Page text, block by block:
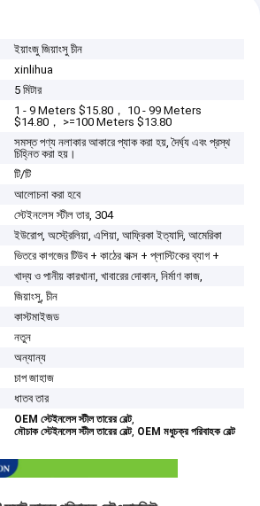
ইয়াংজু জিয়াংসু চীন
xinlihua
5 মিটার
1 - 9 Meters $15.80， 10 - 99 Meters
$14.80， >=100 Meters $13.80
সমস্ত পণ্য নলাকার আকারে প্যাক করা হয়, দৈর্ঘ্য এবং প্রস্থ
চিহ্নিত করা হয়।
টি/টি
আলোচনা করা হবে
স্টেইনলেস স্টীল তার, 304
ইউরোপ, অস্ট্রেলিয়া, এশিয়া, আফ্রিকা ইত্যাদি, আমেরিকা
ভিতরে কাগজের টিউব + কাঠের বাক্স + প্লাস্টিকের ব্যাগ +
খাদ্য ও পানীয় কারখানা, খাবারের দোকান, নির্মাণ কাজ,
জিয়াংসু, চীন
কাস্টমাইজড
নতুন
অন্যান্য
চাপ জাহাজ
ধাতব তার
OEM স্টেইনলেস স্টীল তারের বেল্ট,
মৌচাক স্টেইনলেস স্টীল তারের বেল্ট, OEM মধুচক্র পরিবাহক বেল্ট